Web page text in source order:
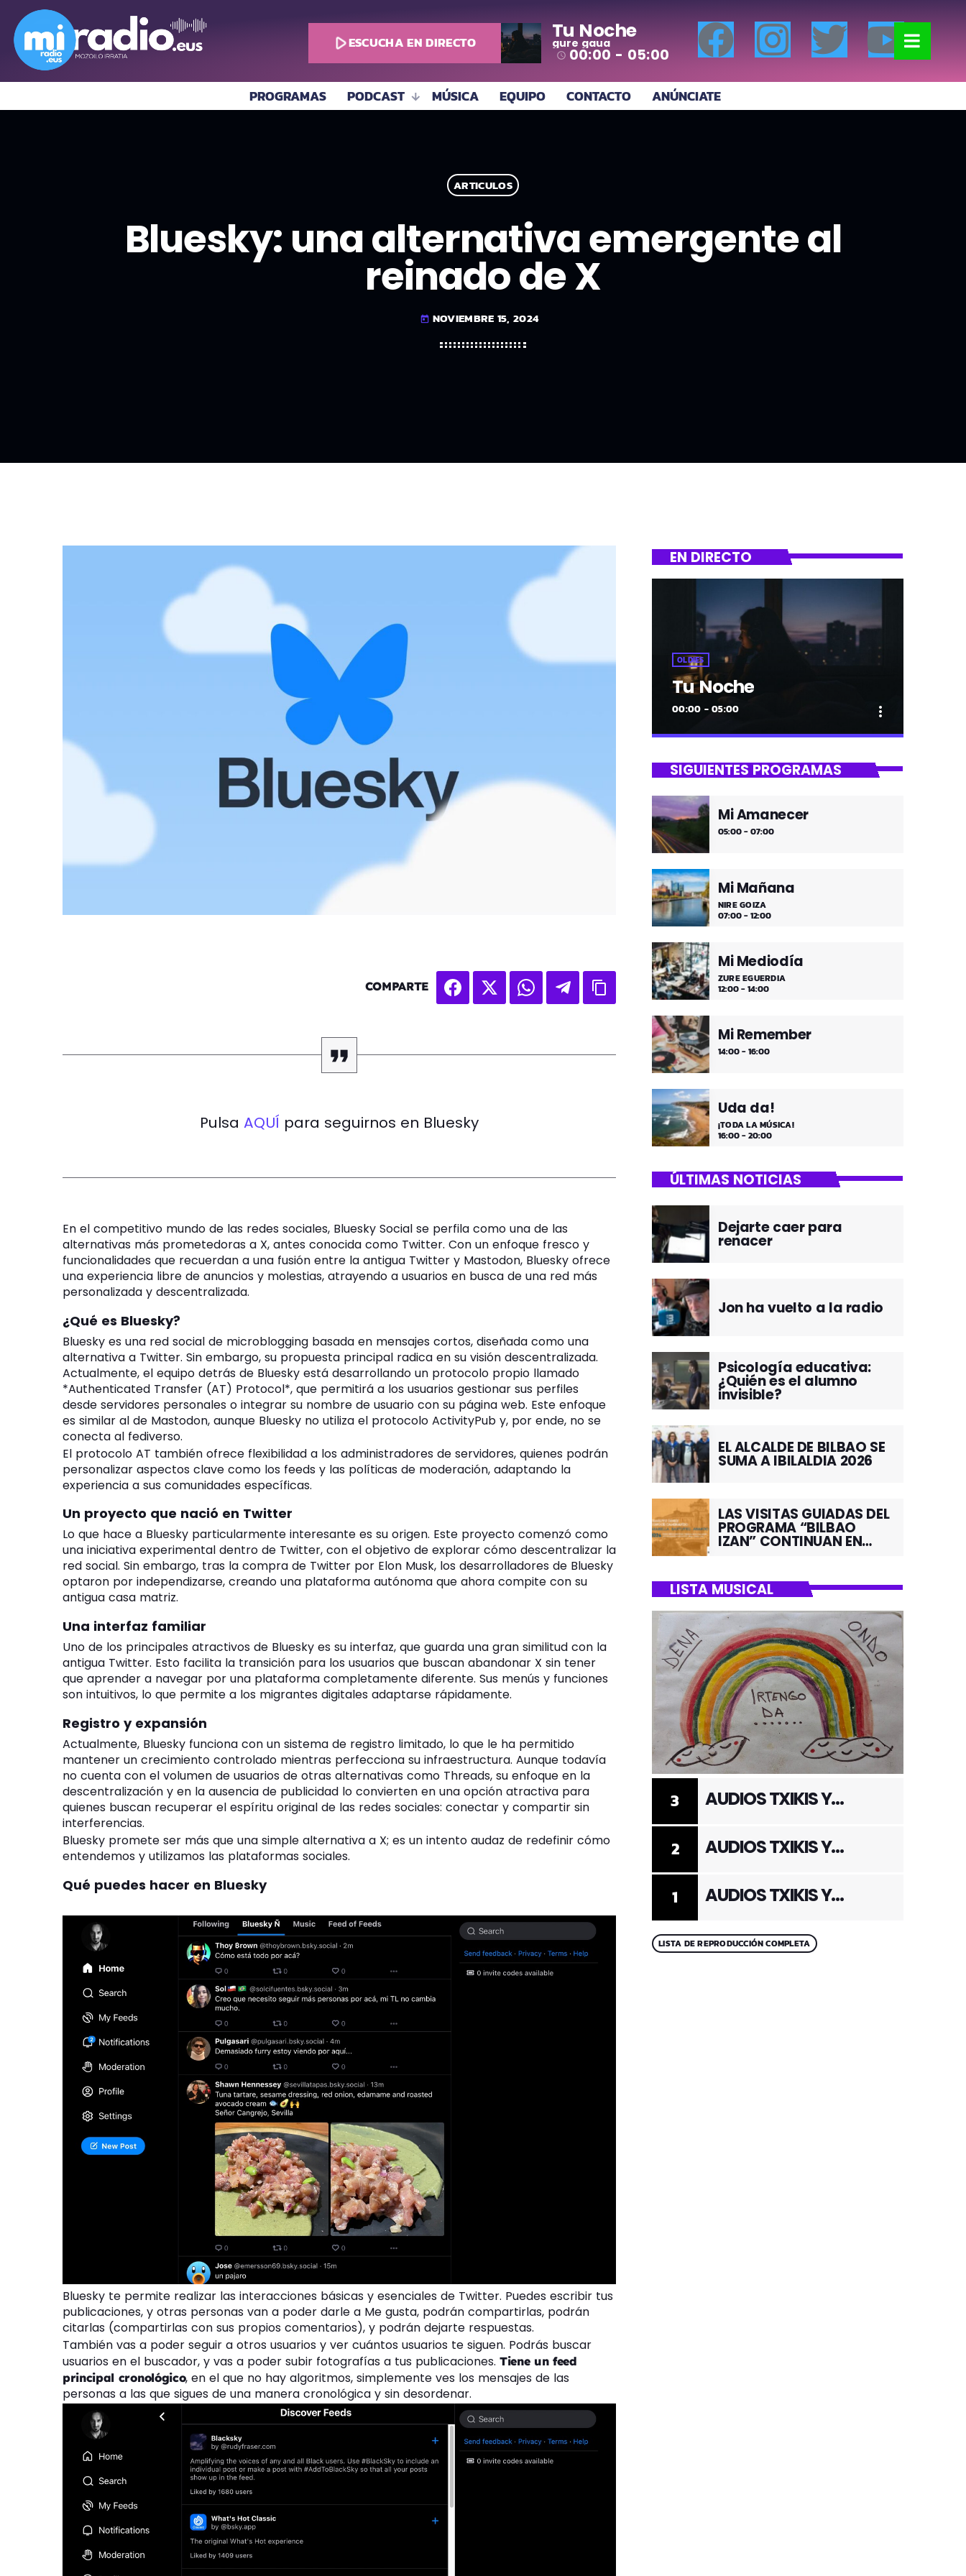
play_arrowESCUCHA EN DIRECTO Tu Noche
gure gaua
access_time 00:00 - 05:00
PROGRAMAS PODCAST MÚSICA EQUIPO CONTACTO ANÚNCIATE
ARTICULOS
Bluesky: una alternativa emergente al
reinado de X
today NOVIEMBRE 15, 2024
COMPARTE
Pulsa AQUÍ para seguirnos en Bluesky
En el competitivo mundo de las redes sociales, Bluesky Social se perfila como una de las
alternativas más prometedoras a X, antes conocida como Twitter. Con un enfoque fresco y
funcionalidades que recuerdan a una fusión entre la antigua Twitter y Mastodon, Bluesky ofrece
una experiencia libre de anuncios y molestias, atrayendo a usuarios en busca de una red más
personalizada y descentralizada.
¿Qué es Bluesky?
Bluesky es una red social de microblogging basada en mensajes cortos, diseñada como una
alternativa a Twitter. Sin embargo, su propuesta principal radica en su visión descentralizada.
Actualmente, el equipo detrás de Bluesky está desarrollando un protocolo propio llamado
*Authenticated Transfer (AT) Protocol*, que permitirá a los usuarios gestionar sus perfiles
desde servidores personales o integrar su nombre de usuario con su página web. Este enfoque
es similar al de Mastodon, aunque Bluesky no utiliza el protocolo ActivityPub y, por ende, no se
conecta al fediverso.
El protocolo AT también ofrece flexibilidad a los administradores de servidores, quienes podrán
personalizar aspectos clave como los feeds y las políticas de moderación, adaptando la
experiencia a sus comunidades específicas.
Un proyecto que nació en Twitter
Lo que hace a Bluesky particularmente interesante es su origen. Este proyecto comenzó como
una iniciativa experimental dentro de Twitter, con el objetivo de explorar cómo descentralizar la
red social. Sin embargo, tras la compra de Twitter por Elon Musk, los desarrolladores de Bluesky
optaron por independizarse, creando una plataforma autónoma que ahora compite con su
antigua casa matriz.
Una interfaz familiar
Uno de los principales atractivos de Bluesky es su interfaz, que guarda una gran similitud con la
antigua Twitter. Esto facilita la transición para los usuarios que buscan abandonar X sin tener
que aprender a navegar por una plataforma completamente diferente. Sus menús y funciones
son intuitivos, lo que permite a los migrantes digitales adaptarse rápidamente.
Registro y expansión
Actualmente, Bluesky funciona con un sistema de registro limitado, lo que le ha permitido
mantener un crecimiento controlado mientras perfecciona su infraestructura. Aunque todavía
no cuenta con el volumen de usuarios de otras alternativas como Threads, su enfoque en la
descentralización y en la ausencia de publicidad lo convierten en una opción atractiva para
quienes buscan recuperar el espíritu original de las redes sociales: conectar y compartir sin
interferencias.
Bluesky promete ser más que una simple alternativa a X; es un intento audaz de redefinir cómo
entendemos y utilizamos las plataformas sociales.
Qué puedes hacer en Bluesky
Bluesky te permite realizar las interacciones básicas y esenciales de Twitter. Puedes escribir tus
publicaciones, y otras personas van a poder darle a Me gusta, podrán compartirlas, podrán
citarlas (compartirlas con sus propios comentarios), y podrán dejarte respuestas.
También vas a poder seguir a otros usuarios y ver cuántos usuarios te siguen. Podrás buscar
usuarios en el buscador, y vas a poder subir fotografías a tus publicaciones. Tiene un feed
principal cronológico, en el que no hay algoritmos, simplemente ves los mensajes de las
personas a las que sigues de una manera cronológica y sin desordenar.
EN DIRECTO
OLDIES
Tu Noche
00:00 - 05:00 more_vert
Tu Noche
Desconecta y disfruta cada madrugada
de la música más tranquila.
SIGUIENTES PROGRAMAS
Mi Amanecer
05:00 - 07:00
Mi Mañana
NIRE GOIZA
07:00 - 12:00
Mi Mediodía
ZURE EGUERDIA
12:00 - 14:00
Mi Remember
14:00 - 16:00
Uda da!
¡TODA LA MÚSICA!
16:00 - 20:00
ÚLTIMAS NOTICIAS
Dejarte caer para
renacer
Jon ha vuelto a la radio
Psicología educativa:
¿Quién es el alumno
invisible?
EL ALCALDE DE BILBAO SE
SUMA A IBILALDIA 2026
LAS VISITAS GUIADAS DEL
PROGRAMA “BILBAO
IZAN” CONTINUAN EN
LISTA MUSICAL
1 AUDIOS TXIKIS Y
2 AUDIOS TXIKIS Y
3 AUDIOS TXIKIS Y
LISTA DE REPRODUCCIÓN COMPLETA